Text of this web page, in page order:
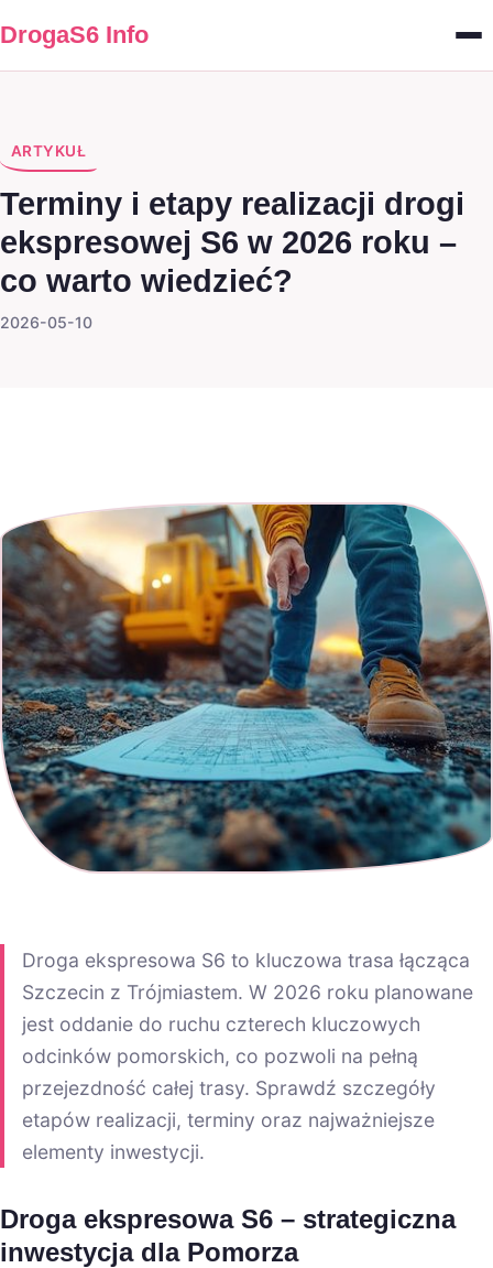
DrogaS6 Info
ARTYKUŁ
Terminy i etapy realizacji drogi
ekspresowej S6 w 2026 roku –
co warto wiedzieć?
2026-05-10
Droga ekspresowa S6 to kluczowa trasa łącząca
Szczecin z Trójmiastem. W 2026 roku planowane
jest oddanie do ruchu czterech kluczowych
odcinków pomorskich, co pozwoli na pełną
przejezdność całej trasy. Sprawdź szczegóły
etapów realizacji, terminy oraz najważniejsze
elementy inwestycji.
Droga ekspresowa S6 – strategiczna
inwestycja dla Pomorza